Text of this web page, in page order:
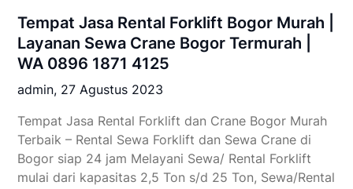
Tempat Jasa Rental Forklift Bogor Murah |
Layanan Sewa Crane Bogor Termurah |
WA 0896 1871 4125
admin, 27 Agustus 2023
Tempat Jasa Rental Forklift dan Crane Bogor Murah
Terbaik – Rental Sewa Forklift dan Sewa Crane di
Bogor siap 24 jam Melayani Sewa/ Rental Forklift
mulai dari kapasitas 2,5 Ton s/d 25 Ton, Sewa/Rental